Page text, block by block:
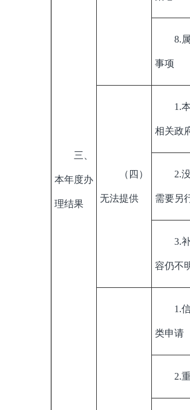
三、
本年度办
理结果
8.
事项
（四）
无法提供
1 .
相关政
2.
需要另
3.
容仍不
1 .
类申请
2.